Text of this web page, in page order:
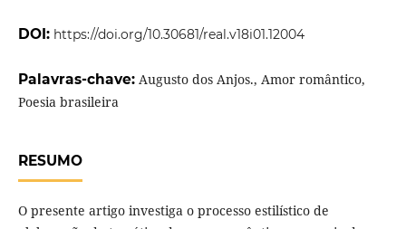
DOI: https://doi.org/10.30681/real.v18i01.12004
Palavras-chave: Augusto dos Anjos., Amor romântico,
Poesia brasileira
RESUMO
O presente artigo investiga o processo estilístico de